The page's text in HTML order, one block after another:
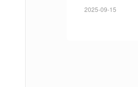
2025-09-15